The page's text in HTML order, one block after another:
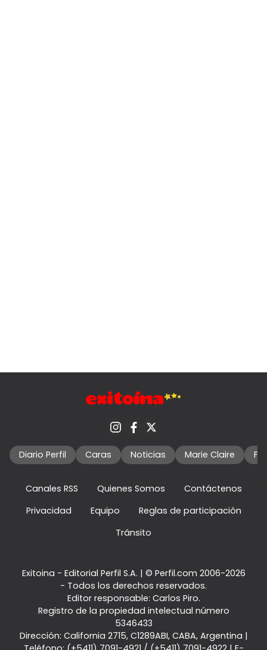
Diario Perfil Caras Noticias Marie Claire
Canales RSS Quienes Somos
Contáctenos
Privacidad
Equipo
Reglas de participación
Tránsito
Exitoina - Editorial Perfil S.A. | © Perfil.com 2006-2026
- Todos los derechos reservados.
Editor responsable: Carlos Piro.
Registro de la propiedad intelectual número
5346433
Dirección: California 2715, C1289ABI, CABA, Argentina |